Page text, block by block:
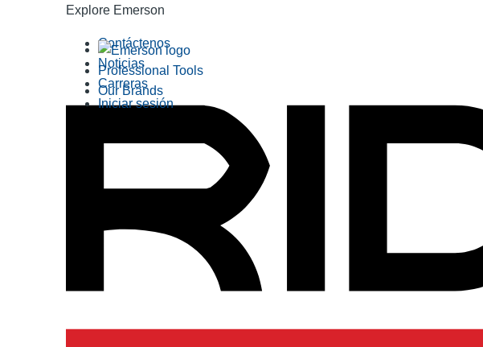
Explore Emerson
Professional Tools
Our Brands
Contáctenos
Noticias
Carreras
Iniciar sesión